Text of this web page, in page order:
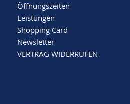
Öffnungszeiten
Leistungen
Shopping Card
Newsletter
VERTRAG WIDERRUFEN